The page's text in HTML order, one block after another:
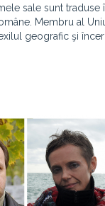
sale sunt
Membru al
geografic şi